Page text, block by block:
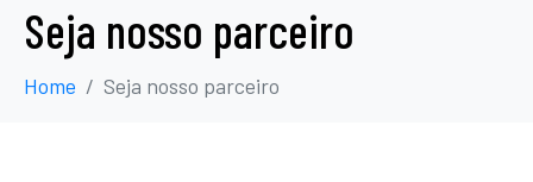
Seja nosso parceiro
Home Seja nosso parceiro